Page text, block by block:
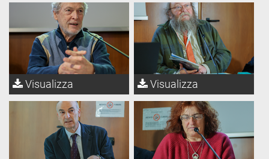
Visualizza Visualizza